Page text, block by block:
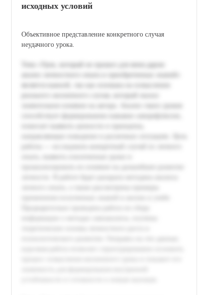
исходных условий
Объективное представление конкретного случая
неудачного урока.